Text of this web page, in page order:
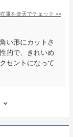
庫を楽天でチェック >>
い形にカットさ
的で、きれいめ
セントになって